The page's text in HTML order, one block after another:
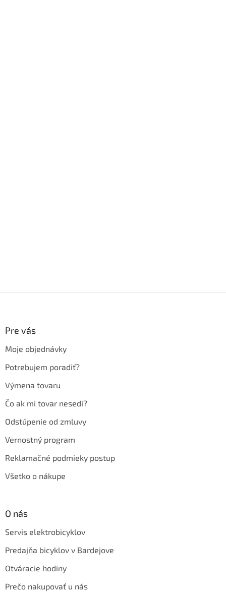
Pre vás
Moje objednávky
Potrebujem poradiť?
Výmena tovaru
Čo ak mi tovar nesedí?
Odstúpenie od zmluvy
Vernostný program
Reklamačné podmieky postup
Všetko o nákupe
O nás
Servis elektrobicyklov
Predajňa bicyklov v Bardejove
Otváracie hodiny
Prečo nakupovať u nás